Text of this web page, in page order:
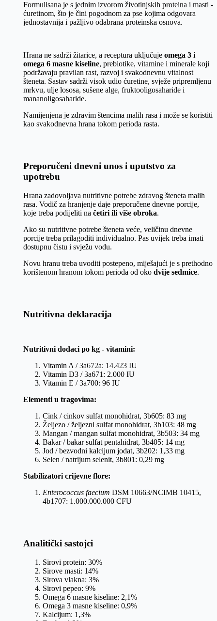
Formulisana je s jednim izvorom životinjskih proteina i masti -
ćuretinom, što je čini pogodnom za pse kojima odgovara
jednostavnija i pažljivo odabrana proteinska osnova.
Hrana ne sadrži žitarice, a receptura uključuje omega 3 i
omega 6 masne kiseline, prebiotike, vitamine i minerale koji
podržavaju pravilan rast, razvoj i svakodnevnu vitalnost
šteneta. Sastav sadrži visok udio ćuretine, svježe pripremljenu
mrkvu, ulje lososa, sušene alge, fruktooligosaharide i
mananoligosaharide.
Namijenjena je zdravim štencima malih rasa i može se koristiti
kao svakodnevna hrana tokom perioda rasta.
Preporučeni dnevni unos i uputstvo za
upotrebu
Hrana zadovoljava nutritivne potrebe zdravog šteneta malih
rasa. Vodič za hranjenje daje preporučene dnevne porcije,
koje treba podijeliti na četiri ili više obroka.
Ako su nutritivne potrebe šteneta veće, veličinu dnevne
porcije treba prilagoditi individualno. Pas uvijek treba imati
dostupnu čistu i svježu vodu.
Novu hranu treba uvoditi postepeno, miješajući je s prethodno
korištenom hranom tokom perioda od oko dvije sedmice.
Nutritivna deklaracija
Nutritivni dodaci po kg - vitamini:
Vitamin A / 3a672a: 14.423 IU
Vitamin D3 / 3a671: 2.000 IU
Vitamin E / 3a700: 96 IU
Elementi u tragovima:
Cink / cinkov sulfat monohidrat, 3b605: 83 mg
Željezo / željezni sulfat monohidrat, 3b103: 48 mg
Mangan / mangan sulfat monohidrat, 3b503: 34 mg
Bakar / bakar sulfat pentahidrat, 3b405: 14 mg
Jod / bezvodni kalcijum jodat, 3b202: 1,33 mg
Selen / natrijum selenit, 3b801: 0,29 mg
Stabilizatori crijevne flore:
Enterococcus faecium DSM 10663/NCIMB 10415,
4b1707: 1.000.000.000 CFU
Analitički sastojci
Sirovi protein: 30%
Sirove masti: 14%
Sirova vlakna: 3%
Sirovi pepeo: 9%
Omega 6 masne kiseline: 2,1%
Omega 3 masne kiseline: 0,9%
Kalcijum: 1,3%